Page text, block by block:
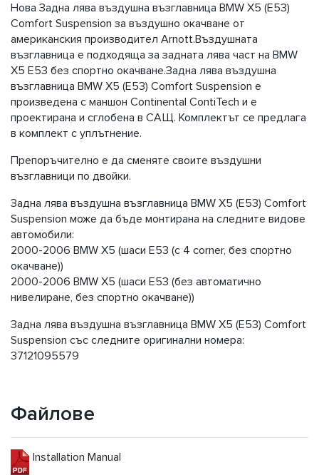
Нова Задна лява въздушна възглавница BMW X5 (E53)
Comfort Suspension за въздушно окачване от
американския производител Arnott.Въздушната
възглавница е подходяща за задната лява част на BMW
X5 Е53 без спортно окачване.Задна лява въздушна
възглавница BMW X5 (E53) Comfort Suspension е
произведена с маншон Continental ContiTech и е
проектирана и сглобена в САЩ. Комплектът се предлага
в комплект с уплътнение.
Препоръчително е да сменяте своите въздушни
възглавници по двойки.
Задна лява въздушна възглавница BMW X5 (E53) Comfort
Suspension може да бъде монтирана на следните видове
автомобили:
2000-2006 BMW X5 (шаси E53 (с 4 corner, без спортно
окачване))
2000-2006 BMW X5 (шаси E53 (без автоматично
нивелиране, без спортно окачване))
Задна лява въздушна възглавница BMW X5 (E53) Comfort
Suspension със следните оригинални номера:
37121095579
Файлове
Installation Manual